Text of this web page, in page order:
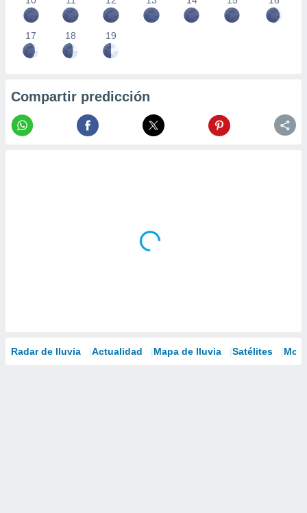
17 18 19
Compartir predicción
Radar de lluvia Actualidad Mapa de lluvia Satélites